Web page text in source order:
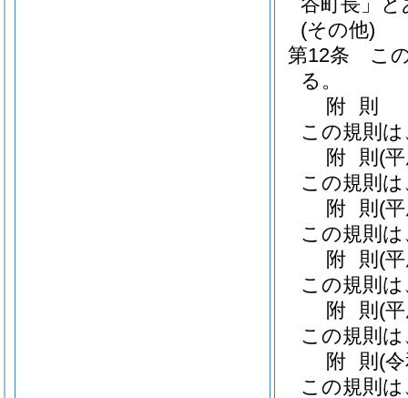
(その他)
第12条
こ
る。
附 則
この規則
附 則 (
この規則
附 則 (
この規則
附 則 (
この規則
附 則 (
この規則
附 則 (
この規則